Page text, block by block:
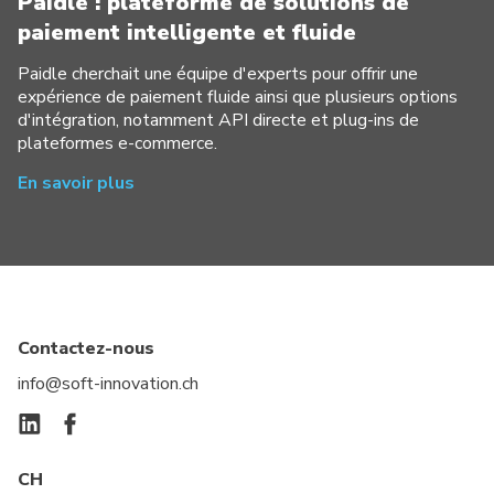
paiement intelligente et fluide
Paidle cherchait une équipe d'experts pour offrir une
expérience de paiement fluide ainsi que plusieurs options
d'intégration, notamment API directe et plug-ins de
plateformes e-commerce.
En savoir plus
Contactez-nous
info@soft-innovation.ch
CH